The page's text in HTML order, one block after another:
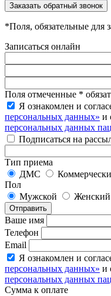
Заказать обратный звонок
*Поля, обязательные для
Записаться онлайн
Поля отмеченные *
Я ознакомлен и
персональных данных» и
персональных данных
Подписаться на
Тип приема
ДМС
Пол
Мужской
Женский
Отправить
Ваше имя
Телефон
Email
Я ознакомлен и
персональных данных» и
персональных данных
Сумма к оплате